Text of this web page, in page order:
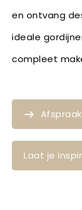
en ontvang
ideale
compleet
Laat je